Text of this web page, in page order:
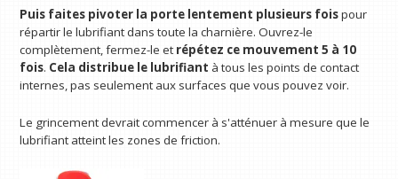
Puis faites pivoter la porte lentement plusieurs foispour
répartir le lubrifiant dans toute la charnière. Ouvrez-le
complètement, fermez-le et répétez ce mouvement 5 à 10
fois. Cela distribue le lubrifiant à tous les points de contact
internes, pas seulement aux surfaces que vous pouvez voir.
Le grincement devrait commencer à s'atténuer à mesure que le
lubrifiant atteint les zones de friction.